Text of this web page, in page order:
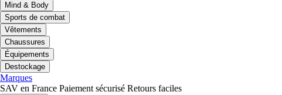
Mind & Body
Sports de combat
Vêtements
Chaussures
Équipements
Destockage
Marques
SAV en France Paiement sécurisé Retours faciles